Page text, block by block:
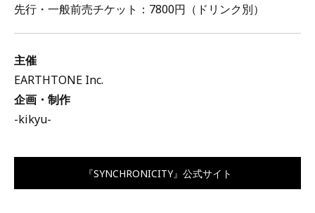
先行・一般前売チケット：7800円（ドリンク別）
主催
EARTHTONE Inc.
企画・制作
-kikyu-
『SYNCHRONICITY』公式サイト